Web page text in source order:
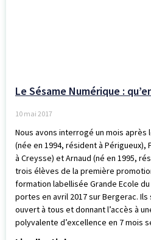
Le Sésame Numérique :
10 mai 2017
Nous avons interrogé un mois après
(née en 1994, résident à Périgueux),
à Creysse) et Arnaud (né en 1995,
trois élèves de la première
formation labellisée Grande Ecole
portes en avril 2017 sur Bergerac.
ouvert à tous et donnant l’accès à
polyvalente d’excellence en 7 mois